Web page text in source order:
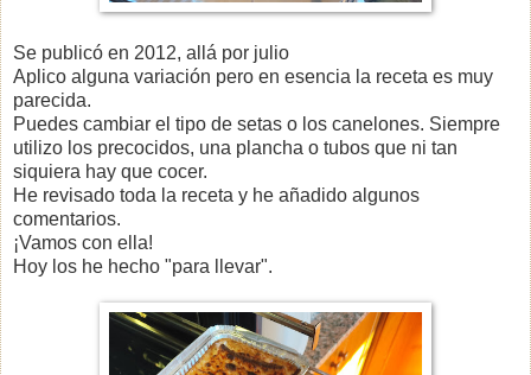
Se publicó en 2012, allá por julio
Aplico alguna variación pero en esencia la receta es muy
parecida.
Puedes cambiar el tipo de setas o los canelones. Siempre
utilizo los precocidos, una plancha o tubos que ni tan
siquiera hay que cocer.
He revisado toda la receta y he añadido algunos
comentarios.
¡Vamos con ella!
Hoy los he hecho "para llevar".